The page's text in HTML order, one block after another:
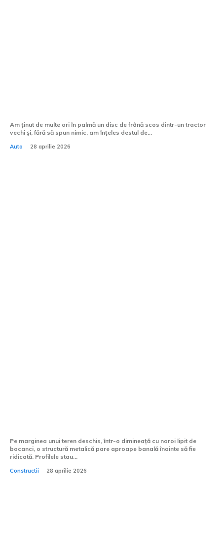
Am ținut de multe ori în palmă un disc de frână scos dintr-un tractor
vechi și, fără să spun nimic, am înțeles destul de...
Auto 28 aprilie 2026
Pe marginea unui teren deschis, într-o dimineață cu noroi lipit de
bocanci, o structură metalică pare aproape banală înainte să fie
ridicată. Profilele stau...
Constructii 28 aprilie 2026